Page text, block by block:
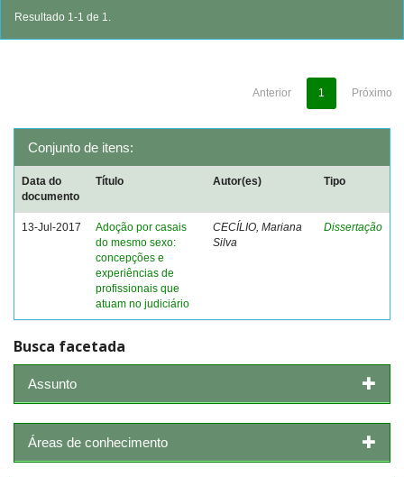
Resultado 1-1 de 1.
Anterior 1 Próximo
Conjunto de itens:
Data do
documento
Título Autor(es) Tipo
13-Jul-2017
Adoção por casais
do mesmo sexo:
concepções e
experiências de
profissionais que
atuam no judiciário
CECÍLIO, Mariana
Silva
Dissertação
Busca facetada
Assunto
Áreas de conhecimento